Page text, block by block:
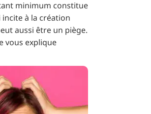
minimum constitue
à la création
aussi être un piège.
vous explique